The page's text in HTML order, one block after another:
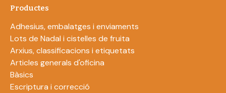
Productes
Adhesius, embalatges i enviaments
Lots de Nadal i cistelles de fruita
Arxius, classificacions i etiquetats
Articles generals d'oficina
Bàsics
Escriptura i correcció